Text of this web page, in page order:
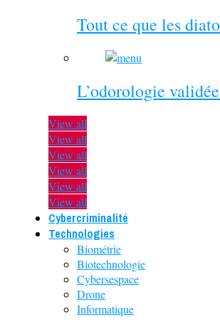
Tout ce que les
L’odorologie
View all
View all
View all
View all
View all
View all
Cybercriminalité
Technologies
Biométrie
Biotechnologie
Cybersespace
Drone
Informatique